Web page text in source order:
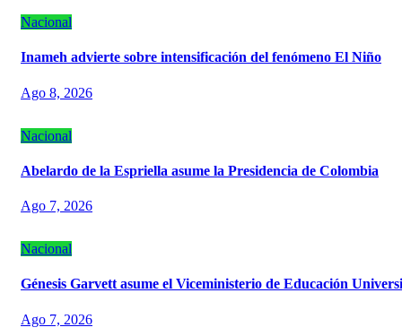
Nacional
Inameh advierte sobre intensificación del fenómeno El Niño
Ago 8, 2026
Nacional
Abelardo de la Espriella asume la Presidencia de Colombia
Ago 7, 2026
Nacional
Génesis Garvett asume el Viceministerio de Educación
Ago 7, 2026